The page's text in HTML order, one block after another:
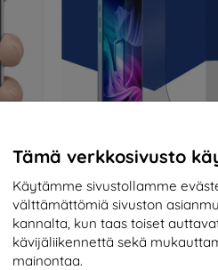
Tämä verkkosivusto
Käytämme sivustollamme
välttämättömiä sivuston
kannalta, kun taas toiset
kävijäliikennettä sekä
mainontaa.